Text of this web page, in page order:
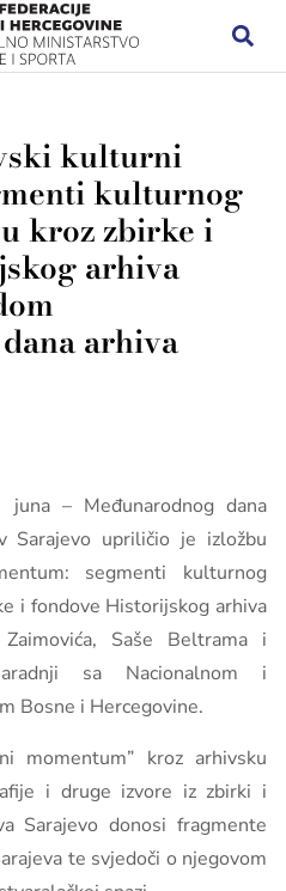
kulturni
kulturnog
kroz zbirke i
arhiva
arhiva
juna – Međunarodnog dana
Sarajevo upriličio je izložbu
segmenti kulturnog
i fondove Historijskog arhiva
Saše Beltrama i
sa Nacionalnom i
Bosne i Hercegovine.
momentum” kroz arhivsku
i druge izvore iz zbirki i
Sarajevo donosi fragmente
te svjedoči o njegovom